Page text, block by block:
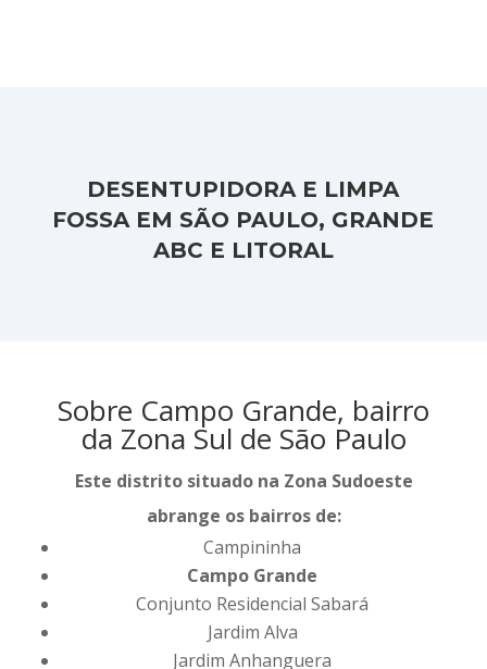
DESENTUPIDORA E LIMPA
FOSSA EM SÃO PAULO, GRANDE
ABC E LITORAL
Sobre Campo Grande, bairro
da Zona Sul de São Paulo
Este distrito situado na Zona Sudoeste
abrange os bairros de:
Campininha
Campo Grande
Conjunto Residencial Sabará
Jardim Alva
Jardim Anhanguera